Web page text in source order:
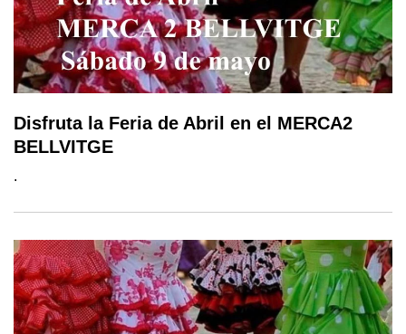
Disfruta la Feria de Abril en el MERCA2
BELLVITGE
.